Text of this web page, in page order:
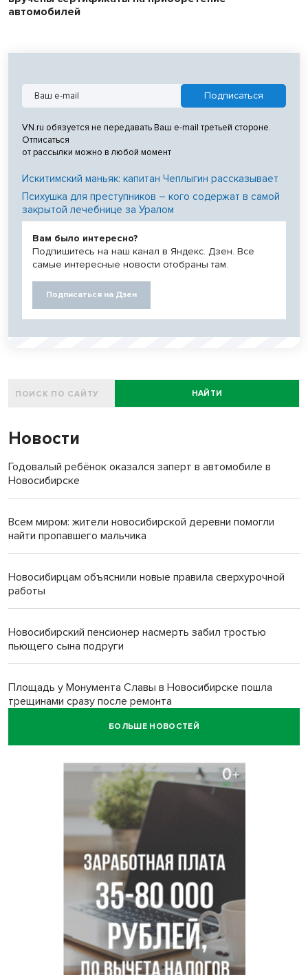
автомобилей
VN.ru обязуется не передавать Ваш e-mail третьей стороне.
Отписаться
от рассылки можно в любой момент
Искитимский маньяк: капитан Чеплыгин рассказывает
Психушка для преступников – кого содержат в самой
закрытой лечебнице за Уралом
Вам было интересно?
Подпишитесь на наш канал в Яндекс. Дзен. Все
самые интересные новости отобраны там.
Подписаться на Дзен
НАЙТИ
Новости
Годовалый ребёнок оказался заперт в автомобиле в
Новосибирске
Всем миром: жители новосибирской деревни помогли
найти пропавшего мальчика
Новосибирцам объяснили новые правила сверхурочной
работы
Новосибирский пенсионер насмерть забил тростью
пьющего сына подруги
Площадь у Монумента Славы в Новосибирске пошла
трещинами сразу после ремонта
Африканский врач поразил новосибирцев в травмпункте
Покрытие рулежных дорожек обновили в аэропорту
Толмачево по нацпроекту
В Новосибирске зафиксирован рост заболеваемости
энтеровирусной инфекцией
В Новосибирске осудили внука за продажу дедова ружья
БОЛЬШЕ НОВОСТЕЙ